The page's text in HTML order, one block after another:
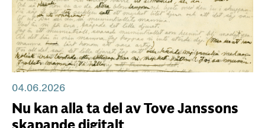
Nu kan alla ta del av Tove Janssons
04.06.2026